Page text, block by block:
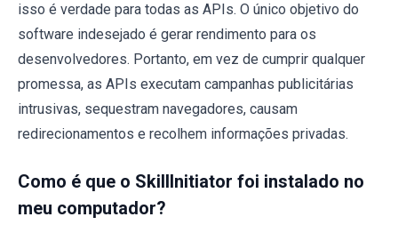
isso é verdade para todas as APIs. O único objetivo do
software indesejado é gerar rendimento para os
desenvolvedores. Portanto, em vez de cumprir qualquer
promessa, as APIs executam campanhas publicitárias
intrusivas, sequestram navegadores, causam
redirecionamentos e recolhem informações privadas.
Como é que o SkillInitiator foi instalado no
meu computador?